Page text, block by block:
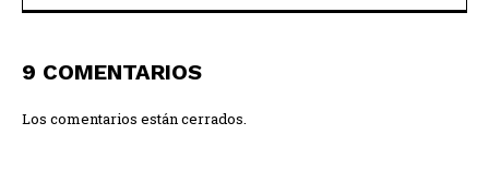
9 COMENTARIOS
Los comentarios están cerrados.